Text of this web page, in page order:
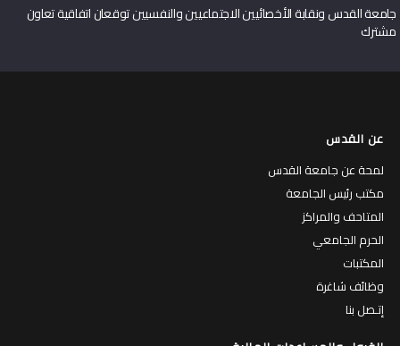
جامعة القدس ونقابة الأخصائيين الاجتماعيين والنفسيين توقعان اتفاقية تعاون
مشترك
عن القدس
لمحة عن جامعة القدس
مكتب رئيس الجامعة
المتاحف والمراكز
الحرم الجامعي
المكتبات
وظائف شاغرة
إتـصل بنا